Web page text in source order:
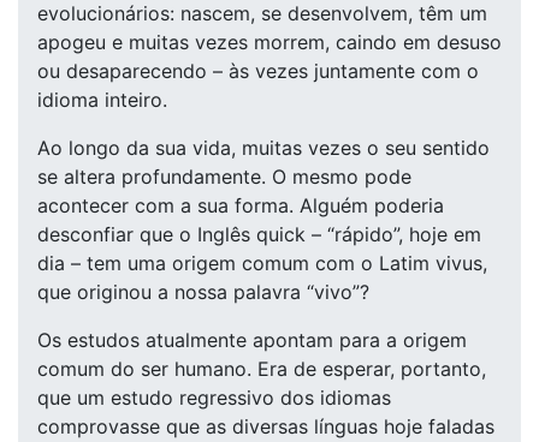
evolucionários: nascem, se desenvolvem, têm um
apogeu e muitas vezes morrem, caindo em desuso
ou desaparecendo – às vezes juntamente com o
idioma inteiro.
Ao longo da sua vida, muitas vezes o seu sentido
se altera profundamente. O mesmo pode
acontecer com a sua forma. Alguém poderia
desconfiar que o Inglês quick – “rápido”, hoje em
dia – tem uma origem comum com o Latim vivus,
que originou a nossa palavra “vivo”?
Os estudos atualmente apontam para a origem
comum do ser humano. Era de esperar, portanto,
que um estudo regressivo dos idiomas
comprovasse que as diversas línguas hoje faladas